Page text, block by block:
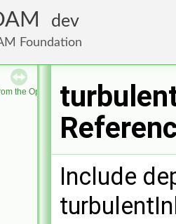
dev
Foundation
the OpenFOAM Foundation
Include